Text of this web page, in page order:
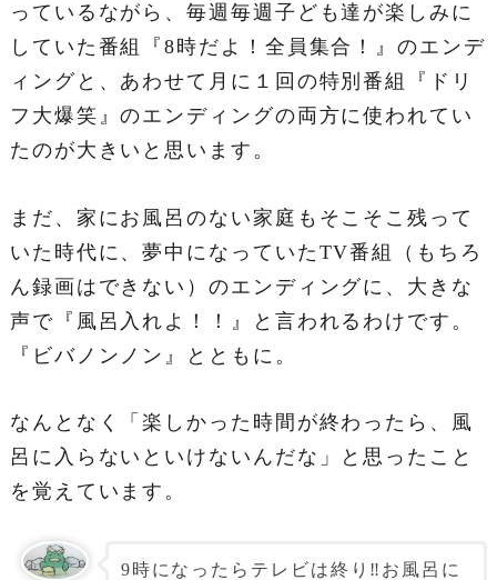
っているながら、毎週毎週子ども達が楽しみに
していた番組『8時だよ！全員集合！』のエンデ
ィングと、あわせて月に１回の特別番組『ドリ
フ大爆笑』のエンディングの両方に使われてい
たのが大きいと思います。
まだ、家にお風呂のない家庭もそこそこ残って
いた時代に、夢中になっていたTV番組（もちろ
ん録画はできない）のエンディングに、大きな
声で『風呂入れよ！！』と言われるわけです。
『ビバノンノン』とともに。
なんとなく「楽しかった時間が終わったら、風
呂に入らないといけないんだな」と思ったこと
を覚えています。
9時になったらテレビは終り‼️お風呂に